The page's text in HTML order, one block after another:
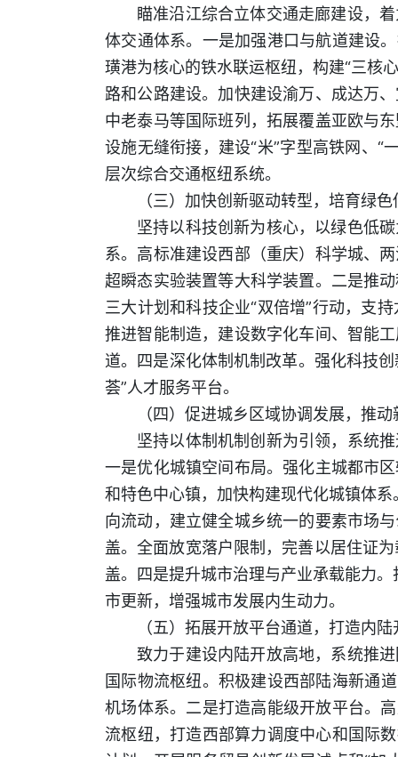
瞄准沿江综合立体交通走廊建设，
体交通体系。一是加强港口与航道建设
璜港为核心的铁水联运枢纽，构建“三核
路和公路建设。加快建设渝万、成达万
中老泰马等国际班列，拓展覆盖亚欧与
设施无缝衔接，建设“米”字型高铁网、“
层次综合交通枢纽系统。
（三）加快创新驱动转型，培育绿
坚持以科技创新为核心，以绿色低
系。高标准建设西部（重庆）科学城、
超瞬态实验装置等大科学装置。二是推
三大计划和科技企业“双倍增”行动，支
推进智能制造，建设数字化车间、智能
道。四是深化体制机制改革。强化科技
荟”人才服务平台。
（四）促进城乡区域协调发展，推
坚持以体制机制创新为引领，系统
一是优化城镇空间布局。强化主城都市
和特色中心镇，加快构建现代化城镇体
向流动，建立健全城乡统一的要素市场
盖。全面放宽落户限制，完善以居住证
盖。四是提升城市治理与产业承载能力
市更新，增强城市发展内生动力。
（五）拓展开放平台通道，打造内
致力于建设内陆开放高地，系统推
国际物流枢纽。积极建设西部陆海新通
机场体系。二是打造高能级开放平台。
流枢纽，打造西部算力调度中心和国际